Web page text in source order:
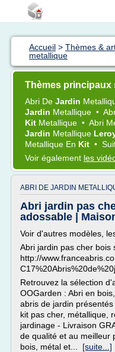
Accueil > Thèmes &
metallique
Thèmes principaux
Abri De Jardin
Jardin Metallique •
Kit Metallique • Abri
Jardin Metallique
Metallique En Kit •
Voir également les
ABRI DE JARDIN
Abri jardin pas
adossable |
Voir d'autres modèles,
Abri jardin pas cher bois
http://
Retrouvez la sélection
OOGarden : Abri en
abris de jardin
kit pas cher, métallique,
jardinage - Livraison
de qualité et au meilleur
bois, métal et... [suite...]